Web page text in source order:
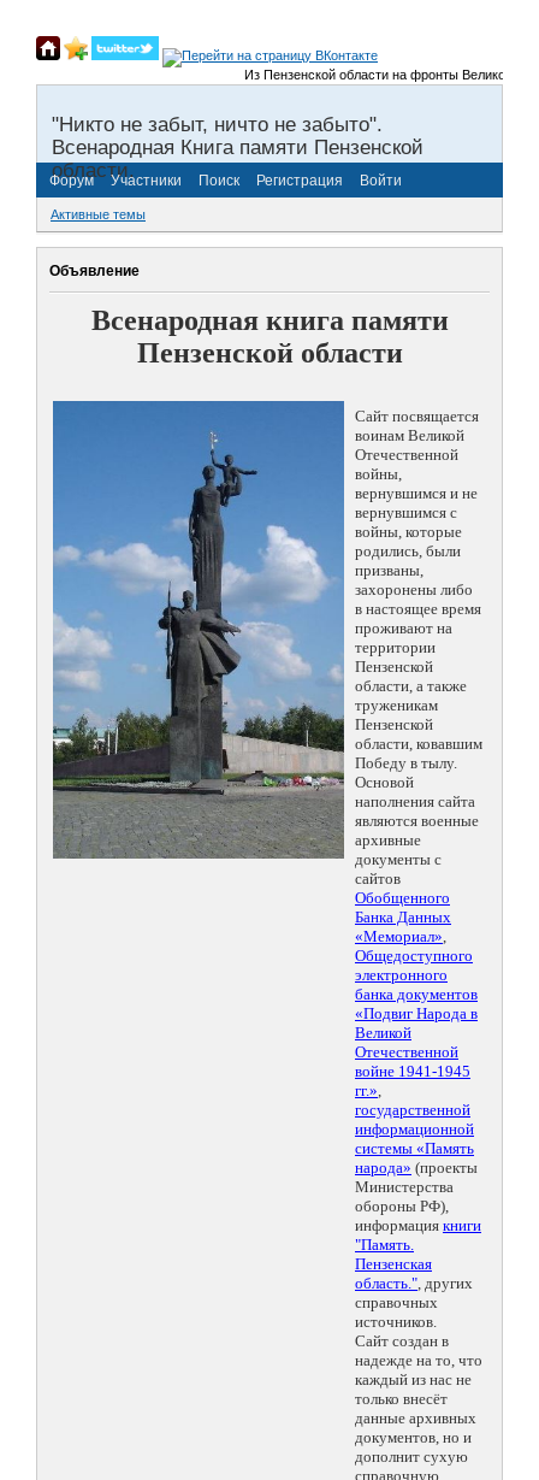
Из Пензенской области на фронты Великой
"Никто не забыт, ничто не забыто".
Всенародная Книга памяти Пензенской
области.
Форум Участники Поиск Регистрация Войти
Активные темы
Объявление
Всенародная книга памяти
Пензенской области
Сайт посвящается
воинам Великой
Отечественной
войны,
вернувшимся и не
вернувшимся с
войны, которые
родились, были
призваны,
захоронены либо
в настоящее время
проживают на
территории
Пензенской
области, а также
труженикам
Пензенской
области, ковавшим
Победу в тылу.
Основой
наполнения сайта
являются военные
архивные
документы с
сайтов
Обобщенного
Банка Данных
«Мемориал»,
Общедоступного
электронного
банка документов
«Подвиг Народа в
Великой
Отечественной
войне 1941-1945
гг.»,
государственной
информационной
системы «Память
народа» (проекты
Министерства
обороны РФ),
информация книги
"Память.
Пензенская
область.", других
справочных
источников.
Сайт создан в
надежде на то, что
каждый из нас не
только внесёт
данные архивных
документов, но и
дополнит сухую
справочную